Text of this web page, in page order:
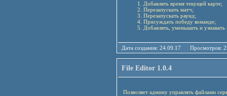
Добавлять время текущей карте;
Перезапускать матч;
Перезапускать раунд;
Присуждать победу команде;
Добавлять, уменьшать и узнавать
Дата создания: 24.09.17
File Editor 1.0.4
Позволяет админу управлять файлами